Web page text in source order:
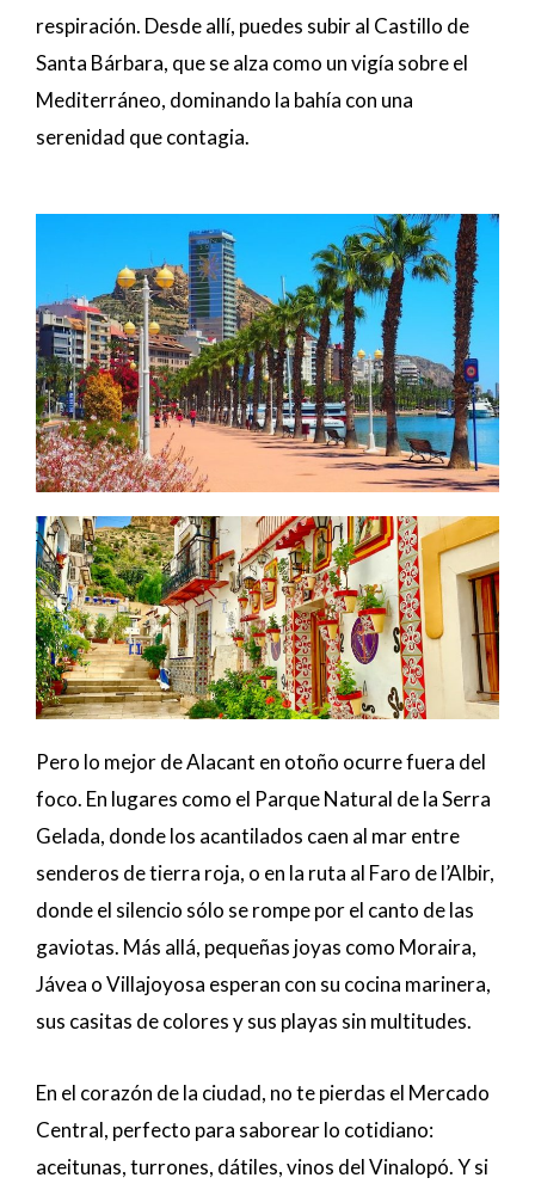
respiración. Desde allí, puedes subir al Castillo de
Santa Bárbara, que se alza como un vigía sobre el
Mediterráneo, dominando la bahía con una
serenidad que contagia.
Pero lo mejor de Alacant en otoño ocurre fuera del
foco. En lugares como el Parque Natural de la Serra
Gelada, donde los acantilados caen al mar entre
senderos de tierra roja, o en la ruta al Faro de l’Albir,
donde el silencio sólo se rompe por el canto de las
gaviotas. Más allá, pequeñas joyas como Moraira,
Jávea o Villajoyosa esperan con su cocina marinera,
sus casitas de colores y sus playas sin multitudes.
En el corazón de la ciudad, no te pierdas el Mercado
Central, perfecto para saborear lo cotidiano:
aceitunas, turrones, dátiles, vinos del Vinalopó. Y si